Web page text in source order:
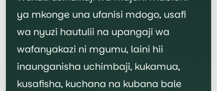
ya mkonge una ufanisi mdogo, usafi
wa nyuzi hautulii na upangaji wa
wafanyakazi ni mgumu, laini hii
inaunganisha uchimbaji, kukamua,
kusafisha, kuchana na kubana bale